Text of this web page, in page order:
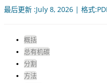
最后更新 :July 8, 2026 | 格式
概括
总有机碳
分割
方法